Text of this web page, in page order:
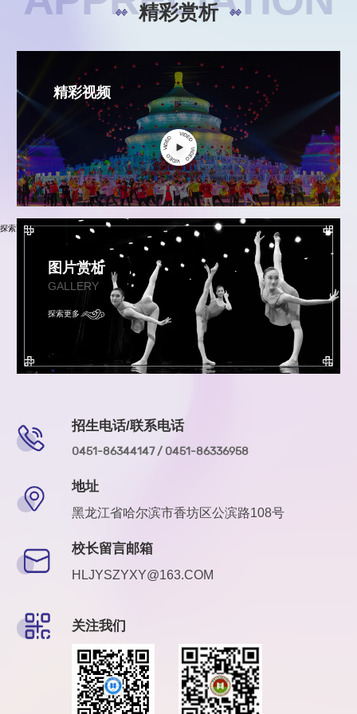
精彩赏析
精彩视频
探索更多
图片赏析
GALLERY
探索更多
招生电话/联系电话
0451-86344147 / 0451-86336958
地址
黑龙江省哈尔滨市香坊区公滨路108号
校长留言邮箱
HLJYSZYXY@163.COM
关注我们